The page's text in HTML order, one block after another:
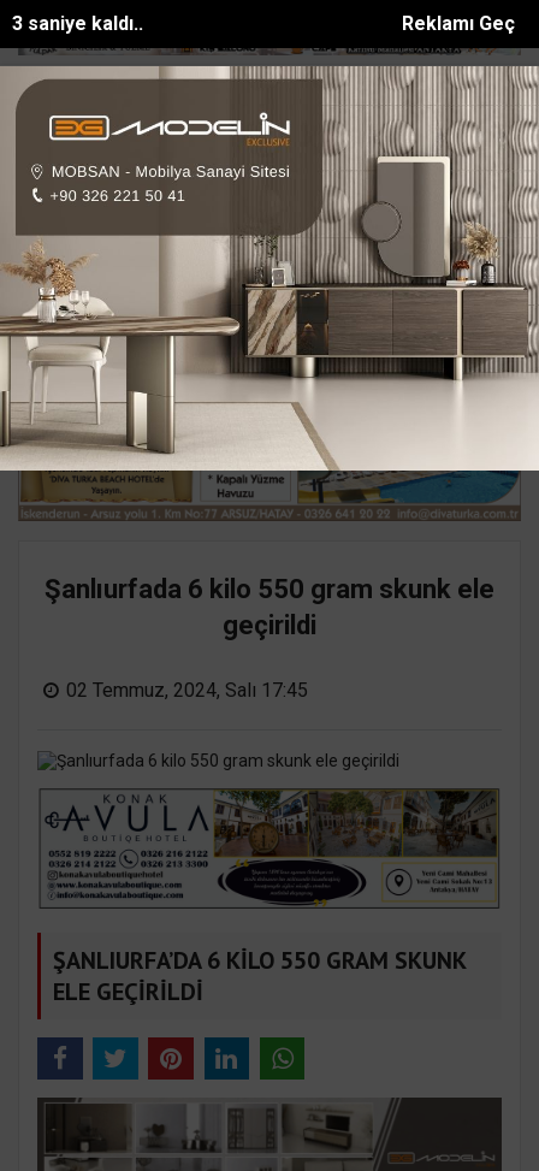
Reklamı Geç
3 saniye kaldı..
sünnet olan çocuklara Üstün Cesaret B... Kepezde kadınlara
Ana Sayfa
Şanlıurfada 6 kilo 550 gram skunk ele
geçirildi
02 Temmuz, 2024, Salı 17:45
ŞANLIURFA’DA 6 KİLO 550 GRAM SKUNK
ELE GEÇİRİLDİ